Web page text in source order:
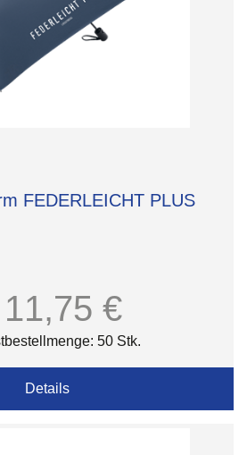
FEDERLEICHT PLUS
11,75 €
50 Stk.
Details